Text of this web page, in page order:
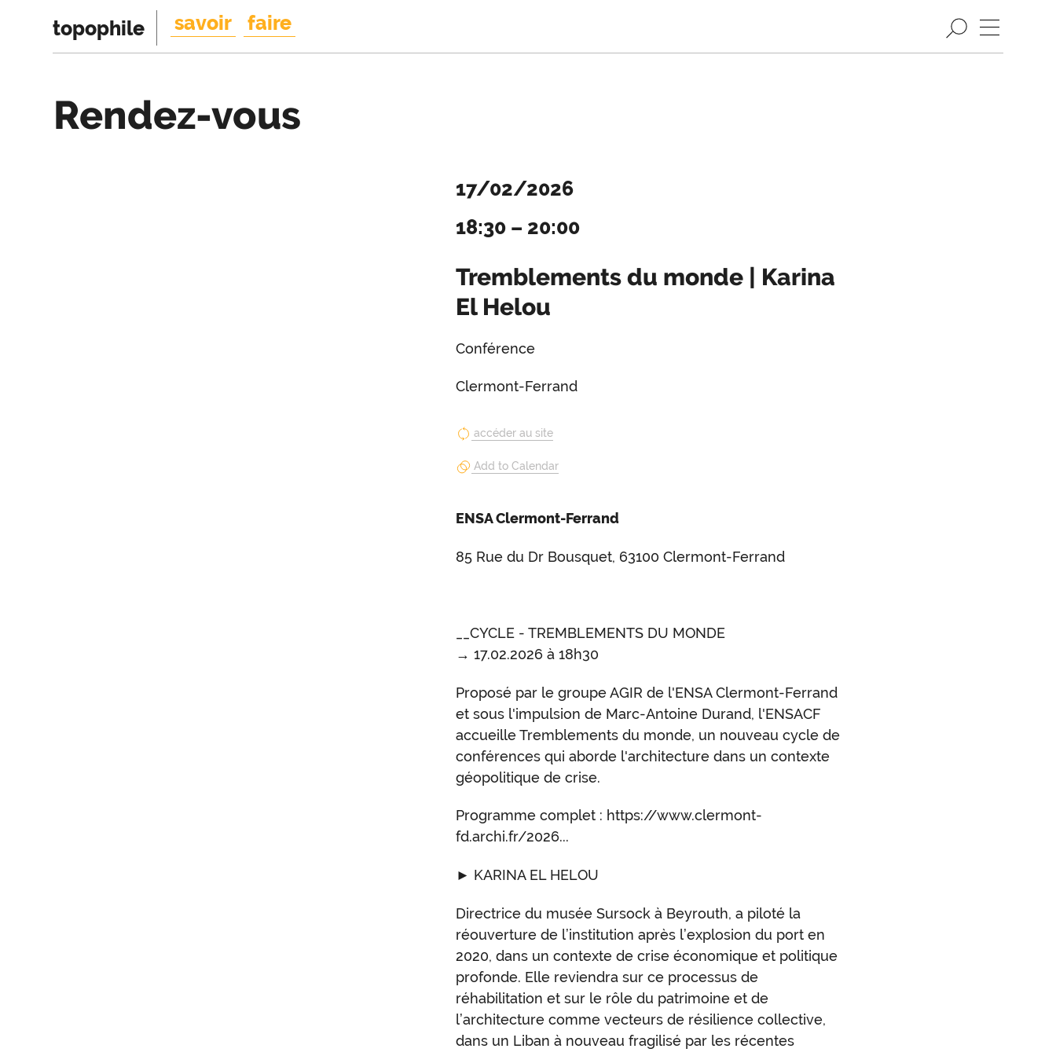
topophile savoir faire
Rendez-vous
17/02/2026
18:30 – 20:00
Tremblements du monde | Karina
El Helou
Conférence
Clermont-Ferrand
accéder au site
Add to Calendar
ENSA Clermont-Ferrand
85 Rue du Dr Bousquet, 63100 Clermont-Ferrand
__CYCLE - TREMBLEMENTS DU MONDE
→ 17.02.2026 à 18h30
Proposé par le groupe AGIR de l'ENSA Clermont-Ferrand
et sous l'impulsion de Marc-Antoine Durand, l'ENSACF
accueille Tremblements du monde, un nouveau cycle de
conférences qui aborde l'architecture dans un contexte
géopolitique de crise.
Programme complet : https://www.clermont-
fd.archi.fr/2026...
► KARINA EL HELOU
Directrice du musée Sursock à Beyrouth, a piloté la
réouverture de l’institution après l’explosion du port en
2020, dans un contexte de crise économique et politique
profonde. Elle reviendra sur ce processus de
réhabilitation et sur le rôle du patrimoine et de
l’architecture comme vecteurs de résilience collective,
dans un Liban à nouveau fragilisé par les récentes